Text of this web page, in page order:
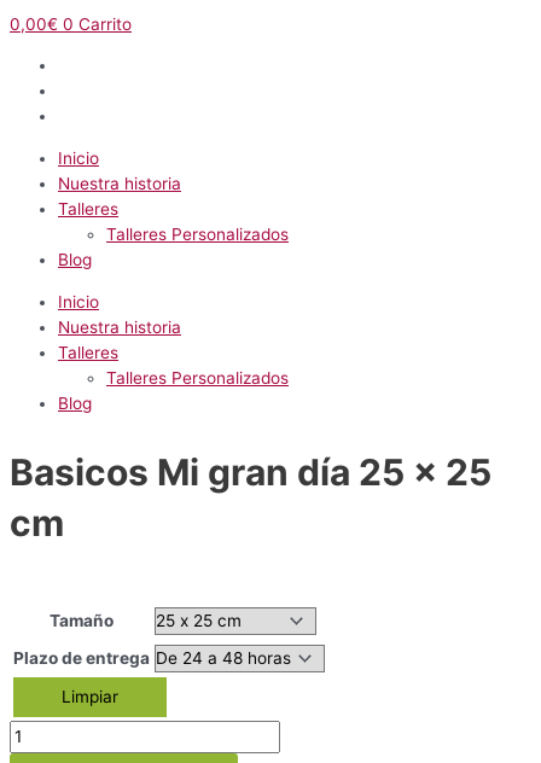
0,00€ 0 Carrito
Inicio
Nuestra historia
Talleres
Talleres Personalizados
Blog
Inicio
Nuestra historia
Talleres
Talleres Personalizados
Blog
Basicos Mi gran día 25 x 25
cm
Tamaño
Plazo de entrega
Limpiar
Basicos
Mi